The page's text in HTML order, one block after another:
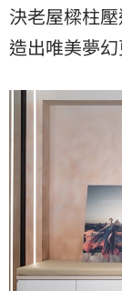
決老屋樑柱
造出唯美夢